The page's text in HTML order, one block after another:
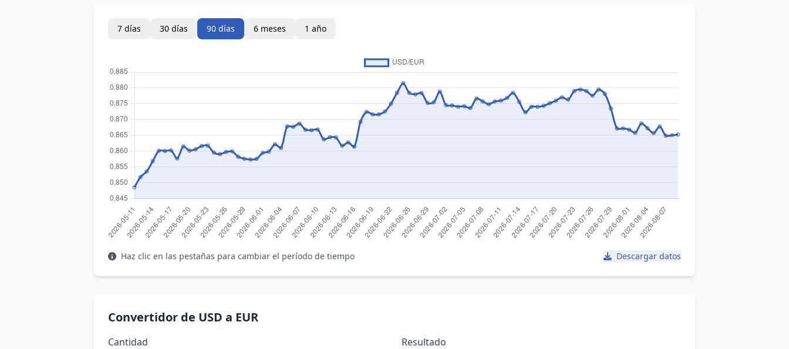
7 días 30 días 90 días 6 meses 1 año
Haz clic en las pestañas para cambiar el período de tiempo Descargar datos
Convertidor de USD a EUR
Cantidad Resultado